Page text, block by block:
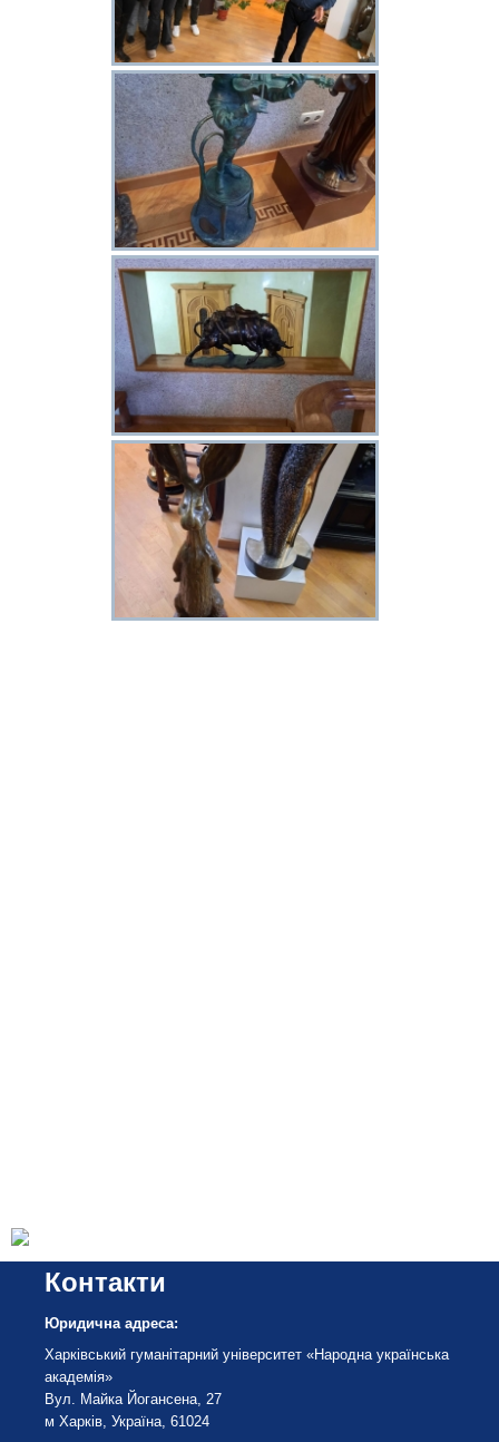
Контакти
Юридична адреса:
Харківський гуманітарний університет «Народна українська
академія»
Вул. Майка Йогансена, 27
м Харків, Україна, 61024